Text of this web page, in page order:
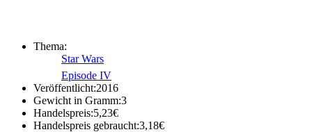
Thema:
Star Wars
Episode IV
Veröffentlicht:2016
Gewicht in Gramm:3
Handelspreis:5,23€
Handelspreis gebraucht:3,18€